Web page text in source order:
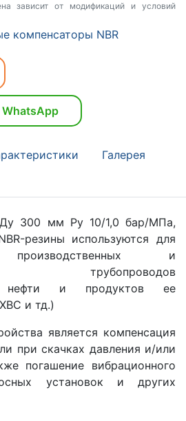
зависит от модификаций и условий
компенсаторы NBR
WhatsApp
Галерея
Ду 300 мм Ру 10/1,0 бар/МПа,
резины используются для
производственных и
трубопроводов
нефти и продуктов ее
и тд.)
является компенсация
при скачках давления и/или
погашение вибрационного
установок и других